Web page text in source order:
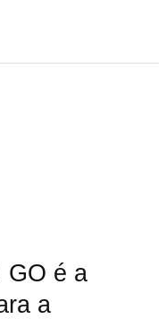
GO é a
a